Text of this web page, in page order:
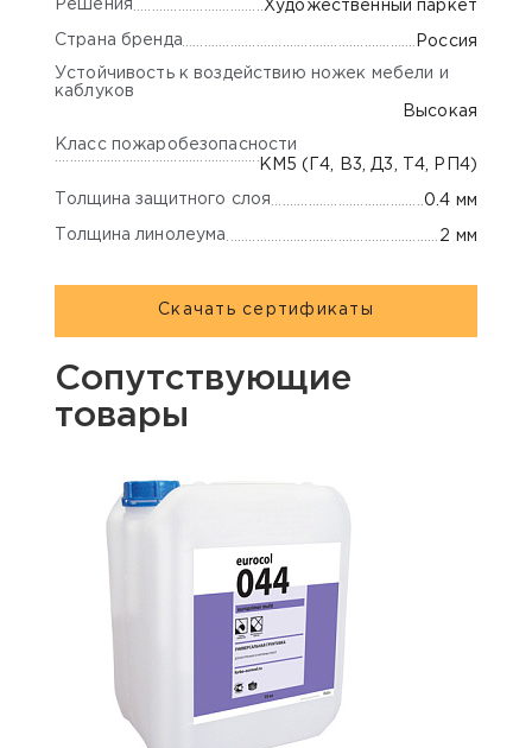
Решения Художественный паркет
Страна бренда Россия
Устойчивость к воздействию ножек мебели и
каблуков
Высокая
Класс пожаробезопасности
КМ5 (Г4, В3, Д3, Т4, РП4)
Толщина защитного слоя 0.4 мм
Толщина линолеума 2 мм
Скачать сертификаты
Сопутствующие
товары